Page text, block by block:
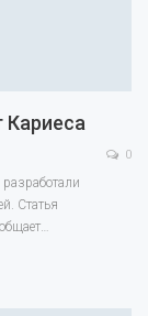
0
разработали
Статья